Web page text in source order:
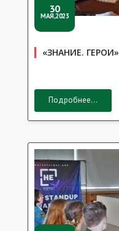
30
МАЯ,2023
«ЗНАНИЕ. ГЕРОИ»
Подробнее...